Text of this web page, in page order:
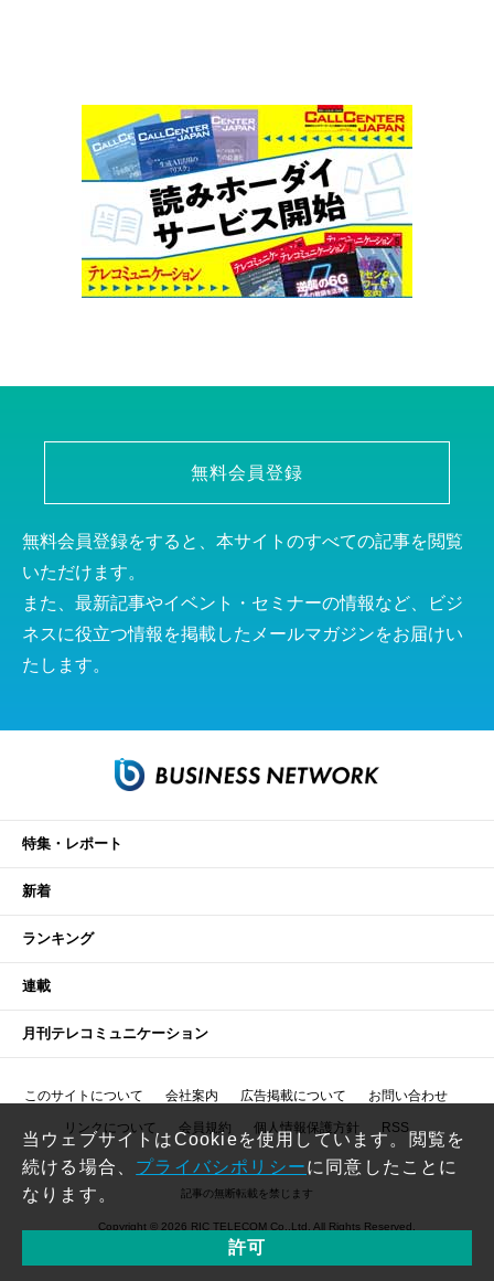
無料会員登録
無料会員登録をすると、本サイトのすべての記事を閲覧
いただけます。
また、最新記事やイベント・セミナーの情報など、ビジ
ネスに役立つ情報を掲載したメールマガジンをお届けい
たします。
特集・レポート
新着
ランキング
連載
月刊テレコミュニケーション
このサイトについて 会社案内 広告掲載について お問い合わせ
リンクについて 会員規約 個人情報保護方針 RSS
記事の無断転載を禁じます
Copyright © 2026 RIC TELECOM Co.,Ltd. All Rights Reserved.
当ウェブサイトはCookieを使用しています。閲覧を
続ける場合、 プライバシポリシーに同意したことに
なります。
許可